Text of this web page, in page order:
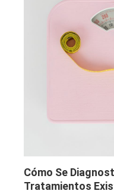
Cómo Se
Tratamientos